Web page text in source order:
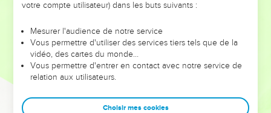
leur foi ou leur vision. Mais on voit moins les doutes, les erreurs
et les saisons difficiles qu'ils ont traversés, alors même que ce
sont elles qui les ont façonnés.
Dans cette conférence, leaders, entrepreneurs, et responsables
clés pour avancer avec plus de sagesse afin que leurs erreurs
votre compte utilisateur) dans les buts suivants :
Mesurer l'audience de notre service
Vous permettre d'utiliser des services tiers tels que de la
vidéo, des cartes du monde…
Vous permettre d'entrer en contact avec notre service de
relation aux utilisateurs.
Choisir mes cookies